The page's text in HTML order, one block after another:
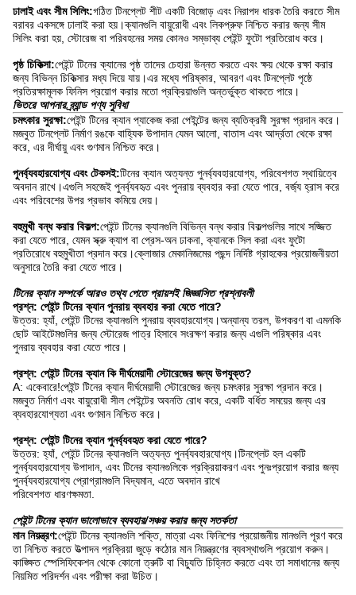
ঢালাই এবং সীম সিলিং:গঠিত টিনপ্লেট শীট একটি বিজোড় এবং নিরাপদ ধারক তৈরি করতে সীম
বরাবর একসঙ্গে ঢালাই করা হয়।ক্যানগুলি বায়ুরোধী এবং লিকপ্রুফ নিশ্চিত করার জন্য সীম
সিলিং করা হয়, স্টোরেজ বা পরিবহনের সময় কোনও সম্ভাব্য পেইন্ট ফুটো প্রতিরোধ করে।
পৃষ্ঠ চিকিত্সা:পেইন্ট টিনের ক্যানের পৃষ্ঠ তাদের চেহারা উন্নত করতে এবং ক্ষয় থেকে রক্ষা করার
জন্য বিভিন্ন চিকিত্সার মধ্য দিয়ে যায়।এর মধ্যে পরিষ্কার, আবরণ এবং টিনপ্লেট পৃষ্ঠে
প্রতিরক্ষামূলক ফিনিস প্রয়োগ করার মতো প্রক্রিয়াগুলি অন্তর্ভুক্ত থাকতে পারে।
ভিতরে আপনার ব্র্যান্ড পণ্য সুবিধা
চমৎকার সুরক্ষা:পেইন্ট টিনের ক্যান প্যাকেজ করা পেইন্টের জন্য ব্যতিক্রমী সুরক্ষা প্রদান করে।
মজবুত টিনপ্লেট নির্মাণ রঙকে বাহ্যিক উপাদান যেমন আলো, বাতাস এবং আর্দ্রতা থেকে রক্ষা
করে, এর দীর্ঘায়ু এবং গুণমান নিশ্চিত করে।
পুনর্ব্যবহারযোগ্য এবং টেকসই:টিনের ক্যান অত্যন্ত পুনর্ব্যবহারযোগ্য, পরিবেশগত স্থায়িত্বে
অবদান রাখে।এগুলি সহজেই পুনর্ব্যবহৃত এবং পুনরায় ব্যবহার করা যেতে পারে, বর্জ্য হ্রাস করে
এবং পরিবেশের উপর প্রভাব কমিয়ে দেয়।
বহুমুখী বন্ধ করার বিকল্প:পেইন্ট টিনের ক্যানগুলি বিভিন্ন বন্ধ করার বিকল্পগুলির সাথে সজ্জিত
করা যেতে পারে, যেমন স্ক্রু ক্যাপ বা প্রেস-অন ঢাকনা, ক্যানকে সিল করা এবং ফুটো
প্রতিরোধে বহুমুখীতা প্রদান করে।ক্লোজার মেকানিজমের পছন্দ নির্দিষ্ট গ্রাহকের প্রয়োজনীয়তা
অনুসারে তৈরি করা যেতে পারে।
টিনের ক্যান সম্পর্কে আরও তথ্য পেতে প্রায়শই জিজ্ঞাসিত প্রশ্নাবলী
প্রশ্ন: পেইন্ট টিনের ক্যান পুনরায় ব্যবহার করা যেতে পারে?
উত্তর: হ্যাঁ, পেইন্ট টিনের ক্যানগুলি পুনরায় ব্যবহারযোগ্য।অন্যান্য তরল, উপকরণ বা এমনকি
ছোট আইটেমগুলির জন্য স্টোরেজ পাত্র হিসাবে সংরক্ষণ করার জন্য এগুলি পরিষ্কার এবং
পুনরায় ব্যবহার করা যেতে পারে।
প্রশ্ন: পেইন্ট টিনের ক্যান কি দীর্ঘমেয়াদী স্টোরেজের জন্য উপযুক্ত?
A: একেবারে!পেইন্ট টিনের ক্যান দীর্ঘমেয়াদী স্টোরেজের জন্য চমৎকার সুরক্ষা প্রদান করে।
মজবুত নির্মাণ এবং বায়ুরোধী সীল পেইন্টের অবনতি রোধ করে, একটি বর্ধিত সময়ের জন্য এর
ব্যবহারযোগ্যতা এবং গুণমান নিশ্চিত করে।
প্রশ্ন: পেইন্ট টিনের ক্যান পুনর্ব্যবহৃত করা যেতে পারে?
উত্তর: হ্যাঁ, পেইন্ট টিনের ক্যানগুলি অত্যন্ত পুনর্ব্যবহারযোগ্য।টিনপ্লেট হল একটি
পুনর্ব্যবহারযোগ্য উপাদান, এবং টিনের ক্যানগুলিকে প্রক্রিয়াকরণ এবং পুনঃপ্রয়োগ করার জন্য
পুনর্ব্যবহারযোগ্য প্রোগ্রামগুলি বিদ্যমান, এতে অবদান রাখে
পরিবেশগত ধারণক্ষমতা.
পেইন্ট টিনের ক্যান ভালোভাবে ব্যবহার/সঞ্চয় করার জন্য সতর্কতা
মান নিয়ন্ত্রণ:পেইন্ট টিনের ক্যানগুলি শক্তি, মাত্রা এবং ফিনিশের প্রয়োজনীয় মানগুলি পূরণ করে
তা নিশ্চিত করতে উত্পাদন প্রক্রিয়া জুড়ে কঠোর মান নিয়ন্ত্রণের ব্যবস্থাগুলি প্রয়োগ করুন।
কাঙ্ক্ষিত স্পেসিফিকেশন থেকে কোনো ত্রুটি বা বিচ্যুতি চিহ্নিত করতে এবং তা সমাধানের জন্য
নিয়মিত পরিদর্শন এবং পরীক্ষা করা উচিত।